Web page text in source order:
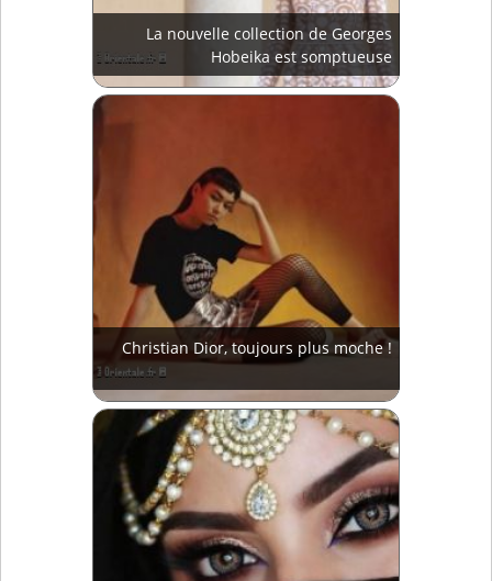
La nouvelle collection de Georges
Hobeika est somptueuse
Christian Dior, toujours plus moche !